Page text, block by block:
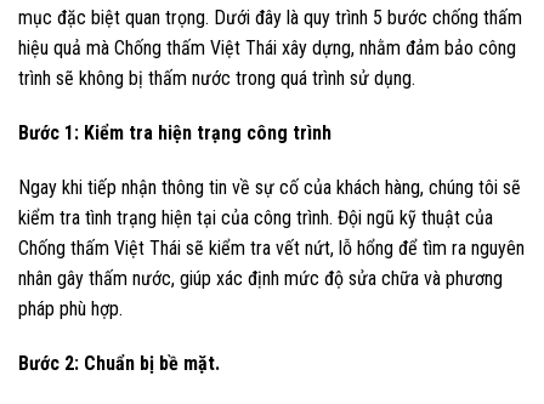
mục đặc biệt quan trọng. Dưới đây là quy trình 5 bước chống thấm
hiệu quả mà Chống thấm Việt Thái xây dựng, nhằm đảm bảo công
trình sẽ không bị thấm nước trong quá trình sử dụng.
Bước 1: Kiểm tra hiện trạng công trình
Ngay khi tiếp nhận thông tin về sự cố của khách hàng, chúng tôi sẽ
kiểm tra tình trạng hiện tại của công trình. Đội ngũ kỹ thuật của
Chống thấm Việt Thái sẽ kiểm tra vết nứt, lỗ hổng để tìm ra nguyên
nhân gây thấm nước, giúp xác định mức độ sửa chữa và phương
pháp phù hợp.
Bước 2: Chuẩn bị bề mặt.